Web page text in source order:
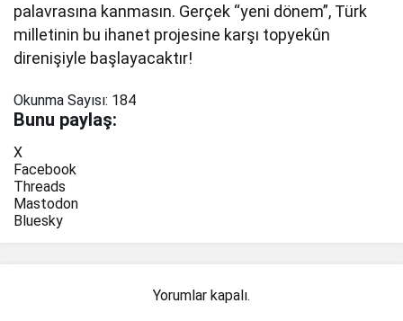
palavrasına kanmasın. Gerçek “yeni dönem”, Türk
milletinin bu ihanet projesine karşı topyekûn
direnişiyle başlayacaktır!
Okunma Sayısı: 184
Bunu paylaş:
X
Facebook
Threads
Mastodon
Bluesky
Yorumlar kapalı.